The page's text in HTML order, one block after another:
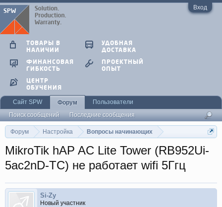
Вход
Форум Настройка Вопросы начинающих
MikroTik hAP AC Lite Tower (RB952Ui-
5ac2nD-TC) не работает wifi 5Ггц
Si-Zy
Новый участник
ТОВАРЫ В
НАЛИЧИИ
УДОБНАЯ
ДОСТАВКА
ФИНАНСОВАЯ
ГИБКОСТЬ
ПРОЕКТНЫЙ
ОПЫТ
ЦЕНТР
ОБУЧЕНИЯ
Сайт SPW
Форум
Поиск сообщений
Последние сообщения
Пользователи